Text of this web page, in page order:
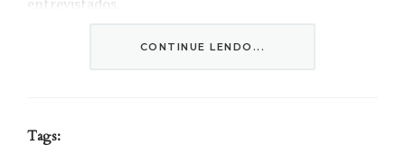
Quem já teve, sabe: a dor de dente consegue
desconforto pode ter impacto na hora do descanso.
CONTINUE LENDO...
Tags: